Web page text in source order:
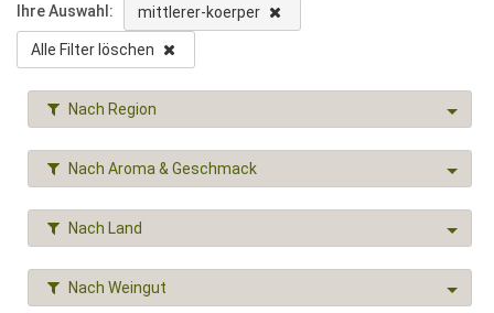
Ihre Auswahl: mittlerer-koerper
Alle Filter löschen
Nach Region
Nach Aroma & Geschmack
Nach Land
Nach Weingut